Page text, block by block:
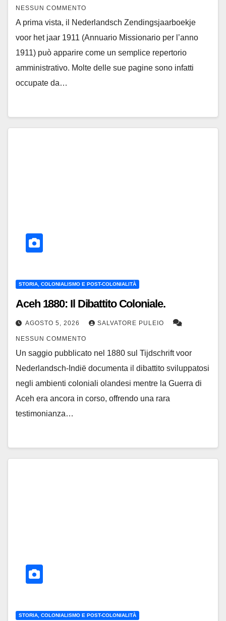
NESSUN COMMENTO
A prima vista, il Nederlandsch Zendingsjaarboekje
voor het jaar 1911 (Annuario Missionario per l’anno
1911) può apparire come un semplice repertorio
amministrativo. Molte delle sue pagine sono infatti
occupate da…
STORIA, COLONIALISMO E POST-COLONIALITÀ
Aceh 1880: Il Dibattito Coloniale.
AGOSTO 5, 2026 SALVATORE PULEIO
NESSUN COMMENTO
Un saggio pubblicato nel 1880 sul Tijdschrift voor
Nederlandsch-Indië documenta il dibattito sviluppatosi
negli ambienti coloniali olandesi mentre la Guerra di
Aceh era ancora in corso, offrendo una rara
testimonianza…
STORIA, COLONIALISMO E POST-COLONIALITÀ